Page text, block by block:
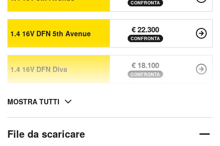
CONFRONTA
1.4 16V DFN 5th Avenue € 22.300
CONFRONTA
1.4 16V DFN Diva € 18.100
CONFRONTA
MOSTRA TUTTI
File da scaricare